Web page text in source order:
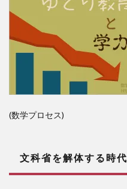
(数学プロセス)
文科省を解体する時代